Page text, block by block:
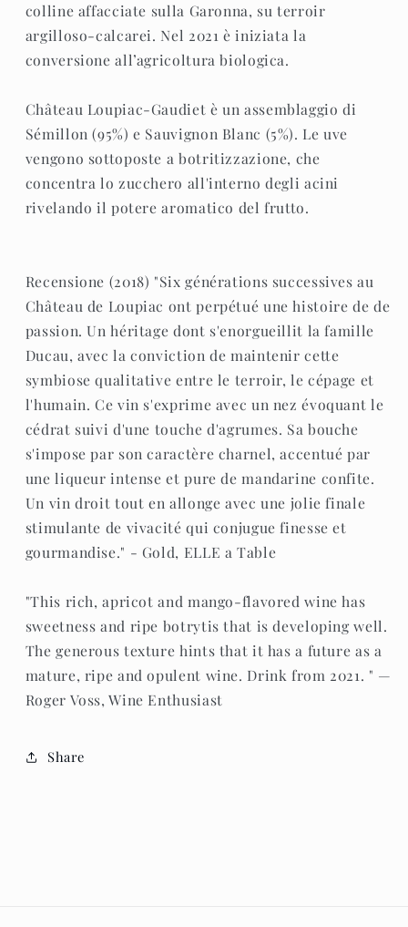
colline affacciate sulla Garonna, su terroir
argilloso-calcarei. Nel 2021 è iniziata la
conversione all’agricoltura biologica.
Château Loupiac-Gaudiet è un assemblaggio di
Sémillon (95%) e Sauvignon Blanc (5%). Le uve
vengono sottoposte a botritizzazione, che
concentra lo zucchero all'interno degli acini
rivelando il potere aromatico del frutto.
Recensione (2018) "Six générations successives au
Château de Loupiac ont perpétué une histoire de de
passion. Un héritage dont s'enorgueillit la famille
Ducau, avec la conviction de maintenir cette
symbiose qualitative entre le terroir, le cépage et
l'humain. Ce vin s'exprime avec un nez évoquant le
cédrat suivi d'une touche d'agrumes. Sa bouche
s'impose par son caractère charnel, accentué par
une liqueur intense et pure de mandarine confite.
Un vin droit tout en allonge avec une jolie finale
stimulante de vivacité qui conjugue finesse et
gourmandise." - Gold, ELLE a Table
"This rich, apricot and mango-flavored wine has
sweetness and ripe botrytis that is developing well.
The generous texture hints that it has a future as a
mature, ripe and opulent wine. Drink from 2021. " —
Roger Voss, Wine Enthusiast
Share